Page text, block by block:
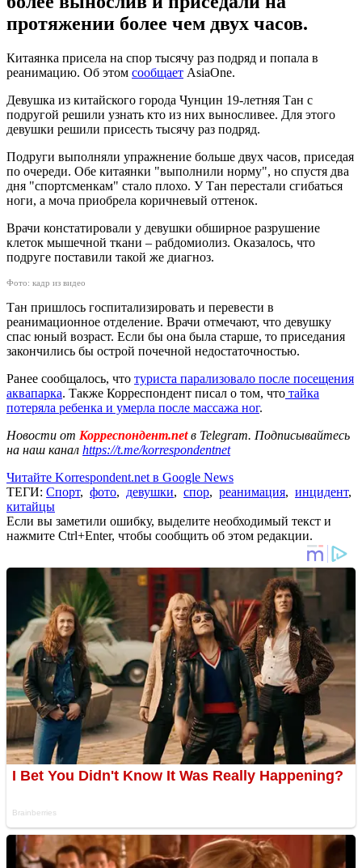
протяжении более чем двух часов.
Китаянка присела на спор тысячу раз подряд и попала в
реанимацию. Об этом сообщает AsiaOne.
Девушка из китайского города Чунцин 19-летняя Тан с
подругой решили узнать кто из них выносливее. Для этого
девушки решили присесть тысячу раз подряд.
Подруги выполняли упражнение больше двух часов, приседая
по очереди. Обе китаянки "выполнили норму", но спустя два
дня "спортсменкам" стало плохо. У Тан перестали сгибаться
ноги, а моча приобрела коричневый оттенок.
Врачи констатировали у девушки обширное разрушение
клеток мышечной ткани – рабдомиолиз. Оказалось, что
подруге поставили такой же диагноз.
Фото: кадр из видео
Тан пришлось госпитализировать и перевести в
реанимационное отделение. Врачи отмечают, что девушку
спас юный возраст. Если бы она была старше, то приседания
закончились бы острой почечной недостаточностью.
Ранее сообщалось, что туриста парализовало после посещения
аквапарка. Также Корреспондент писал о том, что тайка
потеряла ребенка и умерла после массажа ног.
Новости от Корреспондент.netв Telegram. Подписывайтесь
на наш канал https://t.me/korrespondentnet
Читайте Korrespondent.net в Google News
ТЕГИ: Спорт, фото, девушки, спор, реанимация, инцидент,
китайцы
Если вы заметили ошибку, выделите необходимый текст и
нажмите Ctrl+Enter, чтобы сообщить об этом редакции.